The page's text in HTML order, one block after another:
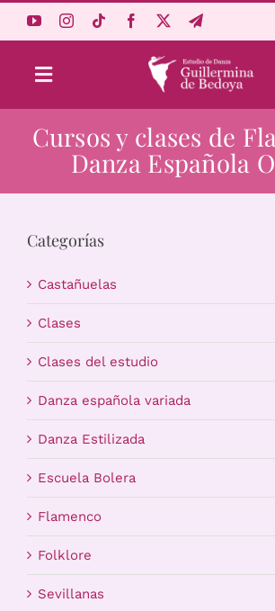
Toggle
Navigation
Aprende Online
Estudio
Carrito
Cursos y clases de
Danza Española
Categorías
Castañuelas
Clases
Clases del estudio
Danza española variada
Danza Estilizada
Escuela Bolera
Flamenco
Folklore
Sevillanas